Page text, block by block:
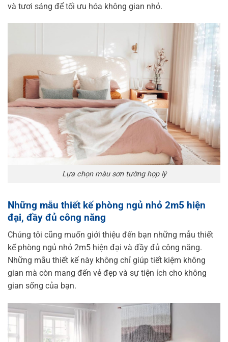
và tươi sáng để tối ưu hóa không gian nhỏ.
Lựa chọn màu sơn tường hợp lý
Những mẫu thiết kế phòng ngủ nhỏ 2m5 hiện
đại, đầy đủ công năng
Chúng tôi cũng muốn giới thiệu đến bạn những mẫu thiết
kế phòng ngủ nhỏ 2m5 hiện đại và đầy đủ công năng.
Những mẫu thiết kế này không chỉ giúp tiết kiệm không
gian mà còn mang đến vẻ đẹp và sự tiện ích cho không
gian sống của bạn.